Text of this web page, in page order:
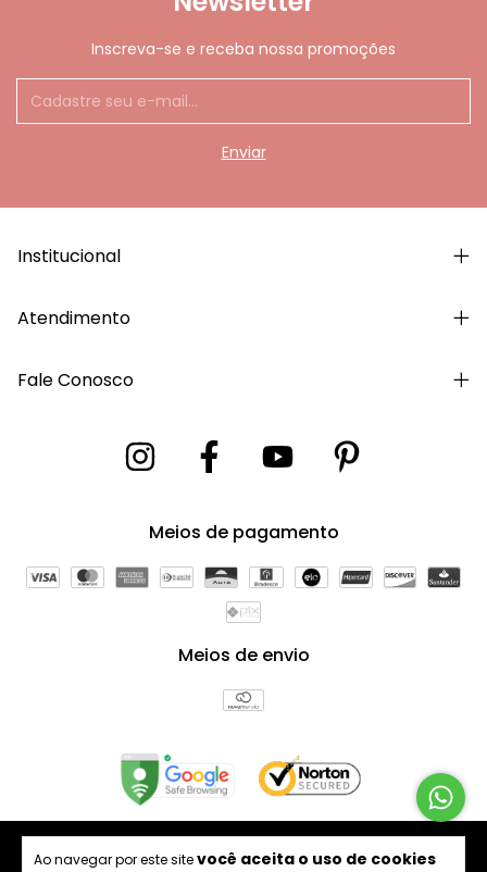
Ao navegar por este sitevocê aceita o uso de cookies
Inscreva-se e receba nossa promoções
Institucional
Atendimento
Fale Conosco
Meios de pagamento
Meios de envio
Copyright Bagno Decor Comercio e Decoração LTDA -